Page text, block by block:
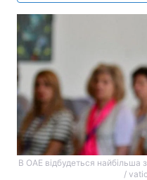
В ОАЕ відбудеться найбільша
/